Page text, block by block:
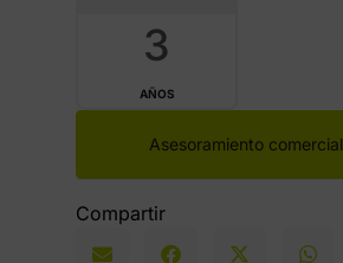
3
AÑOS
Asesoramiento comercial
Compartir